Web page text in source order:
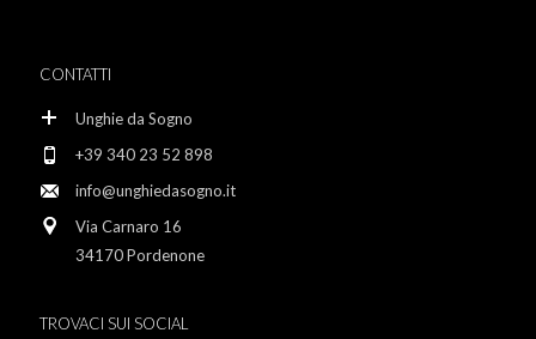
CONTATTI
Unghie da Sogno
+39 340 23 52 898
info@unghiedasogno.it
Via Carnaro 16
34170 Pordenone
TROVACI SUI SOCIAL